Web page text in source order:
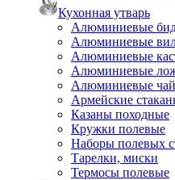
Кухонная утварь
Алюминиевые
Алюминиевые
Алюминиевые
Алюминиевые
Алюминиевые
Армейские
Казаны походные
Кружки полевые
Наборы полевых
Тарелки, миски
Термосы полевые